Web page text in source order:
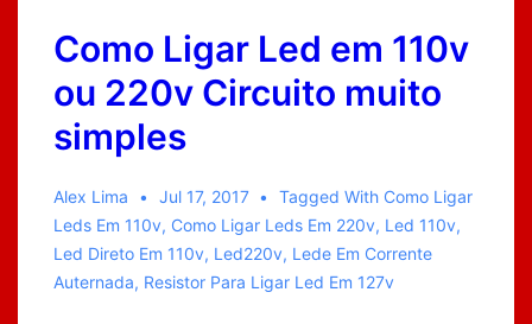
Como Ligar Led em 110v
ou 220v Circuito muito
simples
Alex Lima Jul 17, 2017 Tagged With Como Ligar
Leds Em 110v, Como Ligar Leds Em 220v, Led 110v,
Led Direto Em 110v, Led220v, Lede Em Corrente
Auternada, Resistor Para Ligar Led Em 127v